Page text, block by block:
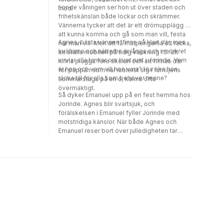
glappet mellan den kvinna de förväntas vara
och de kvinnor de egentligen är. Det är inte
lätt, men det är spännande.
mod.
tionde våningen ser hon ut över staden och
frihetskänslan både lockar och skrämmer.
Vännerna tycker att det är ett drömupplägg -
att kunna komma och gå som man vill, festa
när man vill. Men att få matpengarna att räcka,
att ställa mobilen på tidig väckning för att
hinna plugga före skolan och att finnas där
för pappan som har isolerat sig i familjens
sommarstuga på en ö, känns ofta
övermäktigt.
Agnes, bästa vännen, finns så klart där, men
kvällarna och nätterna är långa och i mörkret
virvlar alla tankar om livet runt i Jorinde. Vem
är hon och vem vill hon vara? Hur ska hon
räcka till för alla som behöver henne?
Så dyker Emanuel upp på en fest hemma hos
Jorinde. Agnes blir svartsjuk, och
förälskelsen i Emanuel fyller Jorinde med
motstridiga känslor. När både Agnes och
Emanuel reser bort över julledigheten tar
livet och vilka hon behöver på den resan.